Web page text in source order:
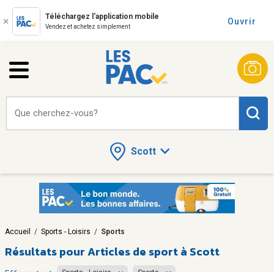
Téléchargez l'application mobile
Vendez et achetez simplement
Ouvrir
Scott
Que cherchez-vous?
Accueil / Sports - Loisirs / Sports
Résultats pourArticles de sport à Scott